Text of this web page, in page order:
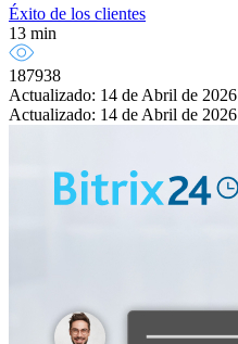
Éxito de los clientes
13 min
187938
Actualizado: 14 de Abril de 2026
Actualizado: 14 de Abril de 2026